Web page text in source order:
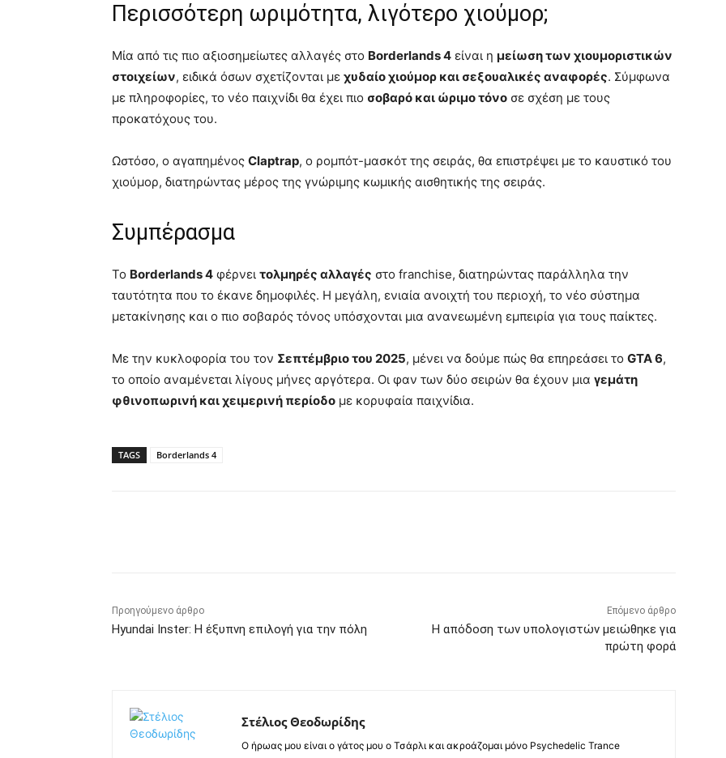
Περισσότερη ωριμότητα, λιγότερο χιούμορ;
Μία από τις πιο αξιοσημείωτες αλλαγές στο Borderlands 4 είναι η μείωση των χιουμοριστικών
στοιχείων, ειδικά όσων σχετίζονται με χυδαίο χιούμορ και σεξουαλικές αναφορές. Σύμφωνα
με πληροφορίες, το νέο παιχνίδι θα έχει πιο σοβαρό και ώριμο τόνο σε σχέση με τους
προκατόχους του.
Ωστόσο, ο αγαπημένος Claptrap, ο ρομπότ-μασκότ της σειράς, θα επιστρέψει με το καυστικό του
χιούμορ, διατηρώντας μέρος της γνώριμης κωμικής αισθητικής της σειράς.
Συμπέρασμα
Το Borderlands 4 φέρνει τολμηρές αλλαγές στο franchise, διατηρώντας παράλληλα την
ταυτότητα που το έκανε δημοφιλές. Η μεγάλη, ενιαία ανοιχτή του περιοχή, το νέο σύστημα
μετακίνησης και ο πιο σοβαρός τόνος υπόσχονται μια ανανεωμένη εμπειρία για τους παίκτες.
Με την κυκλοφορία του τον Σεπτέμβριο του 2025, μένει να δούμε πώς θα επηρεάσει το GTA 6,
το οποίο αναμένεται λίγους μήνες αργότερα. Οι φαν των δύο σειρών θα έχουν μια γεμάτη
φθινοπωρινή και χειμερινή περίοδο με κορυφαία παιχνίδια.
TAGS Borderlands 4
Προηγούμενο άρθρο
Hyundai Inster: Η έξυπνη επιλογή για την πόλη
Επόμενο άρθρο
Η απόδοση των υπολογιστών μειώθηκε για
πρώτη φορά
Στέλιος Θεοδωρίδης
Ο ήρωας μου είναι ο γάτος μου ο Τσάρλι και ακροάζομαι μόνο Psychedelic Trance